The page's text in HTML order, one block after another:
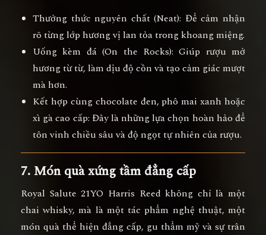
Thưởng thức nguyên chất (Neat): Để cảm nhận
rõ từng lớp hương vị lan tỏa trong khoang miệng.
Uống kèm đá (On the Rocks): Giúp rượu mở
hương từ từ, làm dịu độ cồn và tạo cảm giác mượt
mà hơn.
Kết hợp cùng chocolate đen, phô mai xanh hoặc
xì gà cao cấp: Đây là những lựa chọn hoàn hảo để
tôn vinh chiều sâu và độ ngọt tự nhiên của rượu.
7. Món quà xứng tầm đẳng cấp
Royal Salute 21YO Harris Reed không chỉ là một
chai whisky, mà là một tác phẩm nghệ thuật, một
món quà thể hiện đẳng cấp, gu thẩm mỹ và sự trân